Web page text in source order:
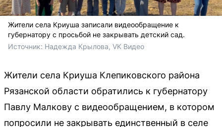
Жители села Криуша записали видеообращение к
губернатору с просьбой не закрывать детский сад.
Источник: Надежда Крылова, VK Видео
Жители села Криуша Клепиковского района
Рязанской области обратились к губернатору
Павлу Малкову с видеообращением, в котором
попросили не закрывать единственный в селе